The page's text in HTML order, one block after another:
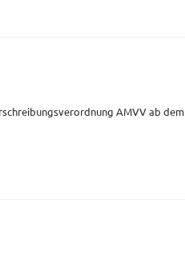
AMVV ab